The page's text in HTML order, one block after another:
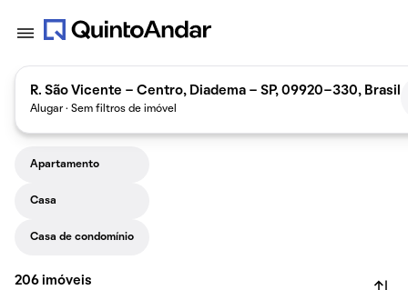
R. São Vicente - Centro, Diadema - SP, 09920-330, Brasil
Alugar · Sem filtros de imóvel
Apartamento
Casa
Casa de condomínio
206 imóveis